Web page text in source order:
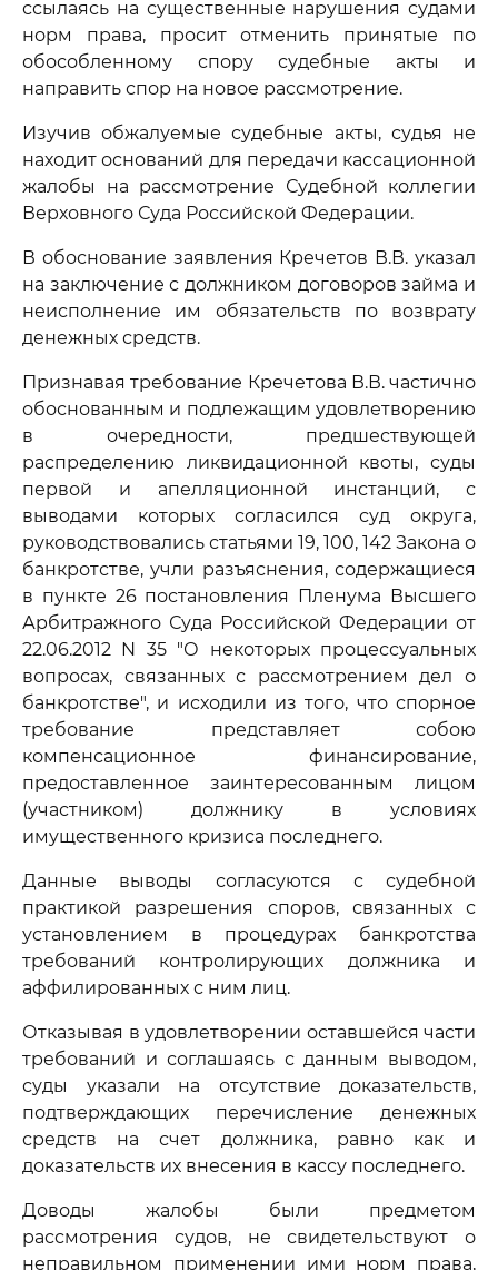
ссылаясь на существенные нарушения судами
норм права, просит отменить принятые по
обособленному спору судебные акты и
направить спор на новое рассмотрение.
Изучив обжалуемые судебные акты, судья не
находит оснований для передачи кассационной
жалобы на рассмотрение Судебной коллегии
Верховного Суда Российской Федерации.
В обоснование заявления Кречетов В.В. указал
на заключение с должником договоров займа и
неисполнение им обязательств по возврату
денежных средств.
Признавая требование Кречетова В.В. частично
обоснованным и подлежащим удовлетворению
в очередности, предшествующей
распределению ликвидационной квоты, суды
первой и апелляционной инстанций, с
выводами которых согласился суд округа,
руководствовались статьями 19, 100, 142 Закона о
банкротстве, учли разъяснения, содержащиеся
в пункте 26 постановления Пленума Высшего
Арбитражного Суда Российской Федерации от
22.06.2012 N 35 "О некоторых процессуальных
вопросах, связанных с рассмотрением дел о
банкротстве", и исходили из того, что спорное
требование представляет собою
компенсационное финансирование,
предоставленное заинтересованным лицом
(участником) должнику в условиях
имущественного кризиса последнего.
Данные выводы согласуются с судебной
практикой разрешения споров, связанных с
установлением в процедурах банкротства
требований контролирующих должника и
аффилированных с ним лиц.
Отказывая в удовлетворении оставшейся части
требований и соглашаясь с данным выводом,
суды указали на отсутствие доказательств,
подтверждающих перечисление денежных
средств на счет должника, равно как и
доказательств их внесения в кассу последнего.
Доводы жалобы были предметом
рассмотрения судов, не свидетельствуют о
неправильном применении ими норм права,